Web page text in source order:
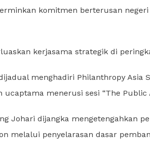
komitmen berterusan
kerjasama strategik di
menghadiri Philanthropy Asia
menerusi sesi “The Public
Johari dijangka mengetengahkan
melalui penyelarasan dasar